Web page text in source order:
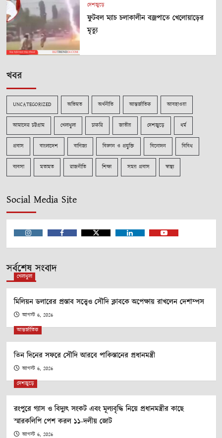
দেশজুড়ে
ফুটবল ম্যাচ চলাকালীন বজ্রপাতে খেলোয়াড়ের
মৃত্যু
খবর
UNCATEGORIZED অভিমত অর্থনীতি আন্তর্জাতিক আবহাওয়া
আমাদের চট্টগ্রাম খেলাধুলা চাকরি জাতীয় দেশজুড়ে ধর্ম
প্রবাস বাংলাদেশ বাণিজ্য বিজ্ঞান ও প্রযুক্তি বিনোদন বিবিধ
ব্যবসা মতামত রাজনীতি শিক্ষা সময় প্রবাস স্বাস্থ্য
Social Media Site
Instagram Facebook Twitter Linkedin Youtube
সর্বশেষ সংবাদ
খেলাধুলা
মিলিয়ন ডলারের প্রস্তাব সত্ত্বেও সৌদি ক্লাবকে অপেক্ষায় রাখলেন দেশাম্পস
আগস্ট 6, 2026
আন্তর্জাতিক
তিন দিনের সফরে সৌদি আরবে পাকিস্তানের প্রধানমন্ত্রী
আগস্ট 6, 2026
দেশজুড়ে
রংপুরে গ্যাস ও বিদ্যুৎ সংকট এবং মূল্যবৃদ্ধি নিয়ে প্রধানমন্ত্রীর কাছে
স্মারকলিপি পেশ করল ১১-দলীয় জোট
আগস্ট 6, 2026